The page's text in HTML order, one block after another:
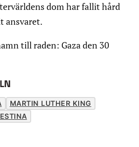
dom har fallit hård
ansvaret.
till raden: Gaza den 30
MARTIN LUTHER KING